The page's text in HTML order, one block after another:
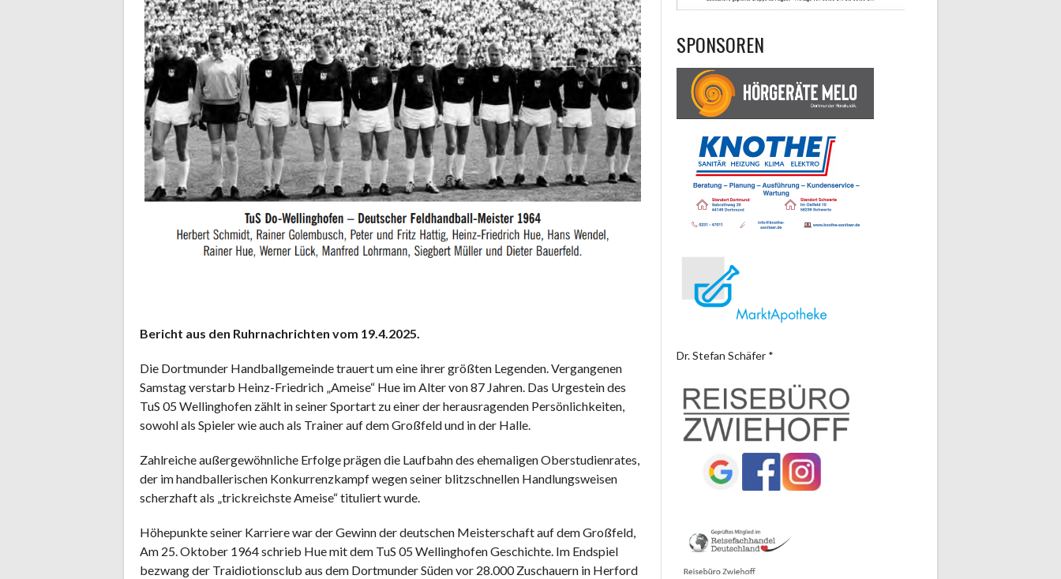
Bericht aus den Ruhrnachrichten vom 19.4.2025.
Die Dortmunder Handballgemeinde trauert um eine ihrer größten Legenden. Vergangenen
Samstag verstarb Heinz-Friedrich „Ameise“ Hue im Alter von 87 Jahren. Das Urgestein des
TuS 05 Wellinghofen zählt in seiner Sportart zu einer der herausragenden Persönlichkeiten,
sowohl als Spieler wie auch als Trainer auf dem Großfeld und in der Halle.
Zahlreiche außergewöhnliche Erfolge prägen die Laufbahn des ehemaligen Oberstudienrates,
der im handballerischen Konkurrenzkampf wegen seiner blitzschnellen Handlungsweisen
scherzhaft als „trickreichste Ameise“ tituliert wurde.
Höhepunkte seiner Karriere war der Gewinn der deutschen Meisterschaft auf dem Großfeld,
Am 25. Oktober 1964 schrieb Hue mit dem TuS 05 Wellinghofen Geschichte. Im Endspiel
bezwang der Traidiotionsclub aus dem Dortmunder Süden vor 28.000 Zuschauern in Herford
SPONSOREN
Dr. Stefan Schäfer *